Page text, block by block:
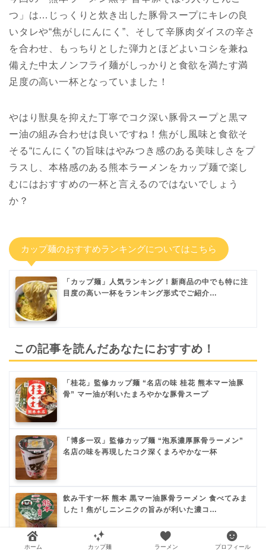
つ」は…じっくりと炊き出した豚骨スープにキレの良
いタレや“焦がしにんにく”、そして辛豚肉ダイスの辛さ
を合わせ、もっちりとした弾力とほどよいコシを兼ね
備えた中太ノンフライ麺がしっかりと食欲を満たす満
足度の高い一杯となっていました！
やはり獣臭を抑えた丁寧でコク深い豚骨スープと黒マ
ー油の組み合わせは良いですね！焦がし風味と食欲そ
そる“にんにく”の旨味はやみつき感のある美味しさをプ
ラスし、本格感のある熊本ラーメンをカップ麺で楽し
むにはおすすめの一杯と言えるのではないでしょう
か？
カップ麺のおすすめランキングについてはこちら
「カップ麺」人気ランキング！新商品の中でも特に注
目度の高い一杯をランキング形式でご紹介…
この記事を読んだあなたにおすすめ！
「桂花」監修カップ麺 “名店の味 桂花 熊本マー油豚
骨” マー油が利いたまろやかな豚骨スープ
「博多一双」監修カップ麺 “泡系濃厚豚骨ラーメン”
名店の味を再現したコク深くまろやかな一杯
飲み干す一杯 熊本 黒マー油豚骨ラーメン 食べてみま
した！焦がしニンニクの旨みが利いた濃コ…
ホーム カップ麺 ラーメン プロフィール